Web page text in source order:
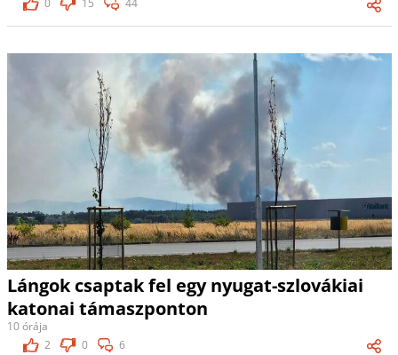
0
15 44
Lángok csaptak fel egy nyugat-szlovákiai
katonai támaszponton
10 órája
2
0 6